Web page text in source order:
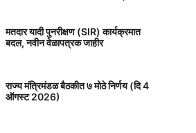
मतदार यादी पुनरीक्षण (SIR) कार्यक्रमात
बदल, नवीन वेळापत्रक जाहीर
राज्य मंत्रिमंडळ बैठकीत ७ मोठे निर्णय (दि 4
ऑगस्ट 2026)